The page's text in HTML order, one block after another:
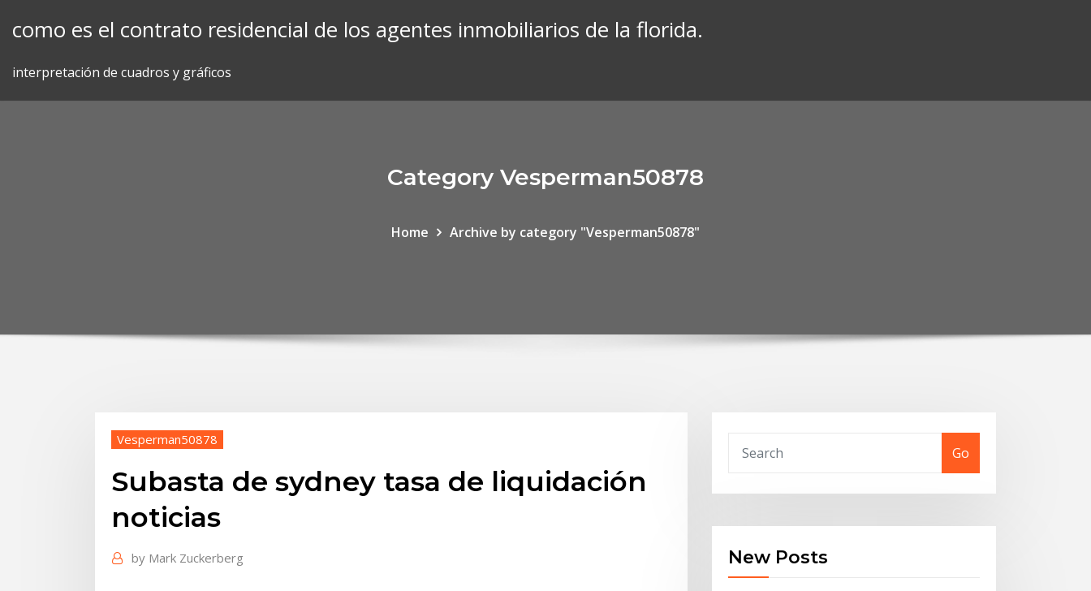
como es el contrato residencial de los agentes inmobiliarios de la florida.
interpretación de cuadros y gráficos
Category Vesperman50878
Home Archive by category "Vesperman50878"
Vesperman50878
Subasta de sydney tasa de liquidación
noticias
by Mark Zuckerberg
Go
New Posts